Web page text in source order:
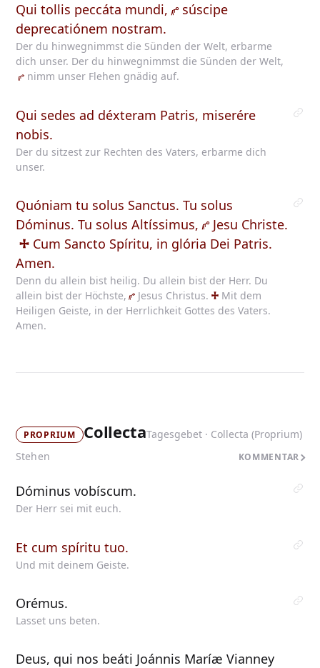
Qui tollis peccáta mundi,
súscipe
deprecatiónem nostram.
Der du hinwegnimmst die Sünden der Welt, erbarme
dich unser. Der du hinwegnimmst die Sünden der Welt,
nimm unser Flehen gnädig auf.
Qui sedes ad déxteram Patris, miserére
nobis.
Der du sitzest zur Rechten des Vaters, erbarme dich
unser.
Quóniam tu solus Sanctus. Tu solus
Dóminus. Tu solus Altíssimus,
Jesu Christe.
Cum Sancto Spíritu, in glória Dei Patris.
Amen.
Denn du allein bist heilig. Du allein bist der Herr. Du
allein bist der Höchste,
Jesus Christus. Mit dem
Heiligen Geiste, in der Herrlichkeit Gottes des Vaters.
Amen.
PROPRIUM CollectaTagesgebet · Collecta (Proprium)
Stehen
KOMMENTAR
Dóminus vobíscum.
Der Herr sei mit euch.
Et cum spíritu tuo.
Und mit deinem Geiste.
Orémus.
Lasset uns beten.
Deus, qui nos beáti Joánnis Maríæ Vianney